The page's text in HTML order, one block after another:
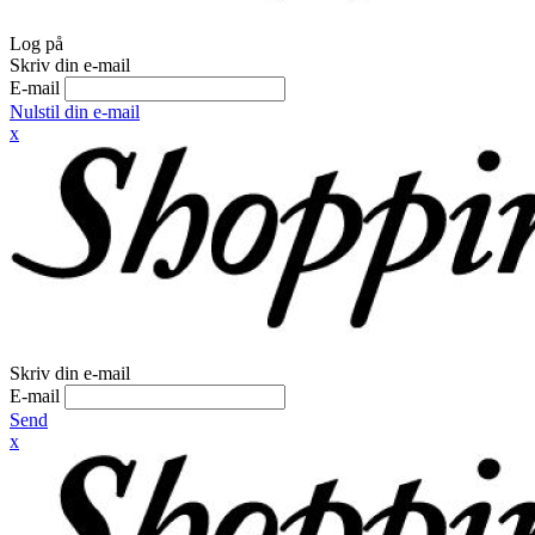
Log på
Skriv din e-mail
E-mail
Nulstil din e-mail
x
Skriv din e-mail
E-mail
Send
x